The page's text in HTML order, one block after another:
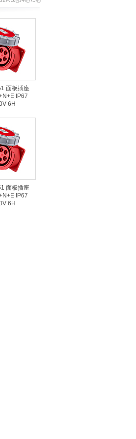
面板插座
IP67
6H
面板插座
IP67
6H